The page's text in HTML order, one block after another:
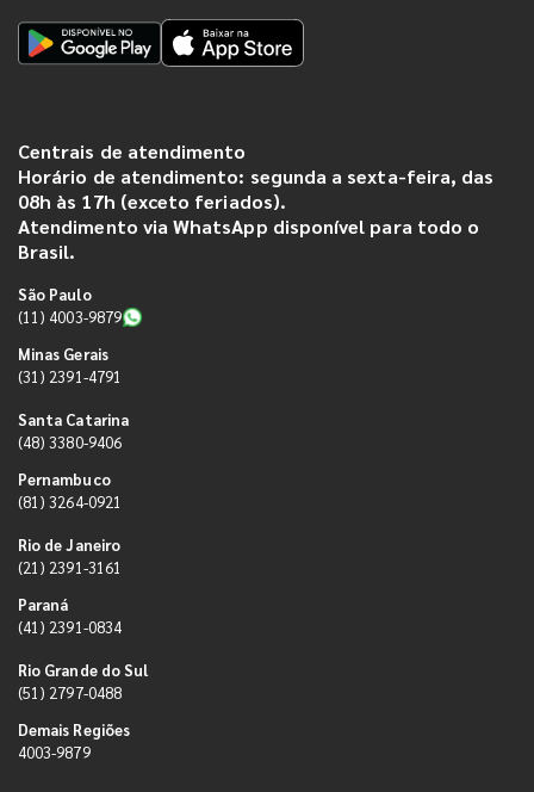
Centrais de atendimento
Horário de atendimento: segunda a sexta-feira, das
08h às 17h (exceto feriados).
Atendimento via WhatsApp disponível para todo o
Brasil.
São Paulo
(11) 4003-9879
Minas Gerais
(31) 2391-4791
Santa Catarina
(48) 3380-9406
Pernambuco
(81) 3264-0921
Rio de Janeiro
(21) 2391-3161
Paraná
(41) 2391-0834
Rio Grande do Sul
(51) 2797-0488
Demais Regiões
4003-9879